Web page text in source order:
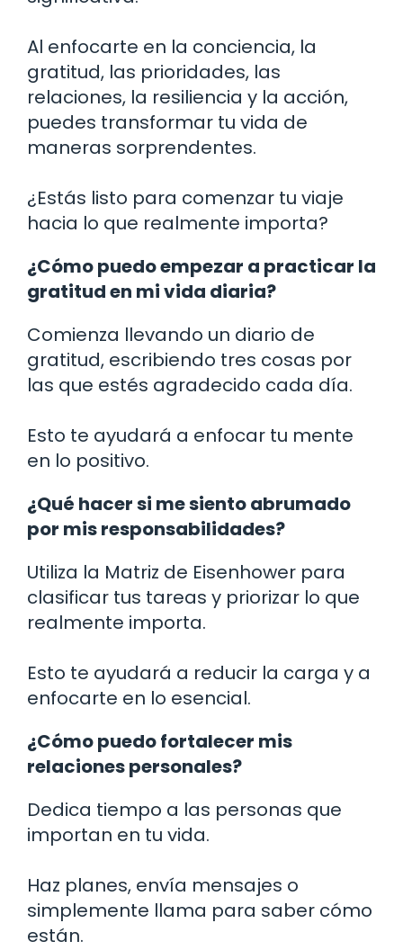
Al enfocarte en la conciencia, la
gratitud, las prioridades, las
relaciones, la resiliencia y la acción,
puedes transformar tu vida de
maneras sorprendentes.
¿Estás listo para comenzar tu viaje
hacia lo que realmente importa?
¿Cómo puedo empezar a practicar la
gratitud en mi vida diaria?
Comienza llevando un diario de
gratitud, escribiendo tres cosas por
las que estés agradecido cada día.
Esto te ayudará a enfocar tu mente
en lo positivo.
¿Qué hacer si me siento abrumado
por mis responsabilidades?
Utiliza la Matriz de Eisenhower para
clasificar tus tareas y priorizar lo que
realmente importa.
Esto te ayudará a reducir la carga y a
enfocarte en lo esencial.
¿Cómo puedo fortalecer mis
relaciones personales?
Dedica tiempo a las personas que
importan en tu vida.
Haz planes, envía mensajes o
simplemente llama para saber cómo
están.